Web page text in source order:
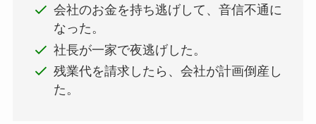
会社のお金を持ち逃げして、音信不通に
なった。
社長が一家で夜逃げした。
残業代を請求したら、会社が計画倒産し
た。